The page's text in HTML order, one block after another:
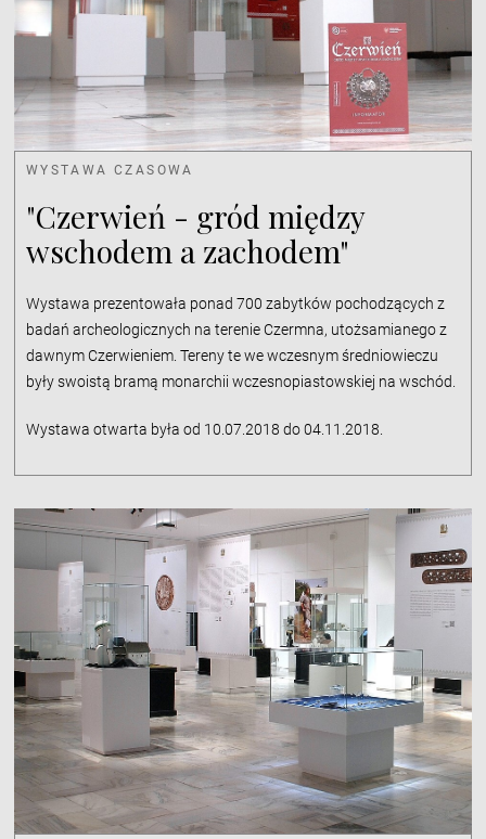
WYSTAWA CZASOWA
"Czerwień - gród między
wschodem a zachodem"
Wystawa prezentowała ponad 700 zabytków pochodzących z
badań archeologicznych na terenie Czermna, utożsamianego z
dawnym Czerwieniem. Tereny te we wczesnym średniowieczu
były swoistą bramą monarchii wczesnopiastowskiej na wschód.
Wystawa otwarta była od 10.07.2018 do 04.11.2018.